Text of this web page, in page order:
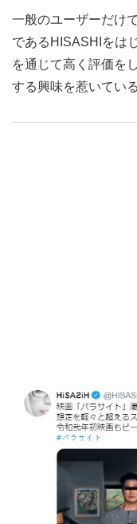
一般のユーザーだけ
であるHISASHIをは
を通じて高く評価を
する興味を惹いている